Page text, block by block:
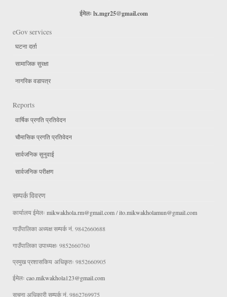
ईमेलः lx.mgr25@gmail.com
eGov services
घटना दर्ता
सामाजिक सुरक्षा
नागरिक वडापत्र
Reports
वार्षिक प्रगति प्रतिवेदन
चौमासिक प्रगति प्रतिवेदन
सार्वजनिक सुनुवाई
सार्वजनिक परीक्षण
सम्पर्क विवरण
कार्यालय ईमेलः mikwakhola.rm@gmail.com/ito.mikwakholamun@gmail.com
गाउँपालिका अध्यक्ष सम्पर्क नं. 9842660688
गाउँपालिका उपाध्यक्षः 9852660760
प्रमुख प्रशासकिय अधिकृतः 9852660905
ईमेलः cao.mikwakhola123@gmail.com
सूचना अधिकारी सम्पर्क नं. 9862769975